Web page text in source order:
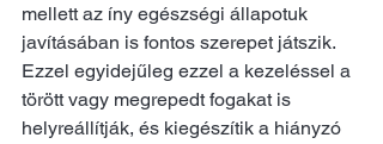
mellett az íny egészségi állapotuk
javításában is fontos szerepet játszik.
Ezzel egyidejűleg ezzel a kezeléssel a
törött vagy megrepedt fogakat is
helyreállítják, és kiegészítik a hiányzó